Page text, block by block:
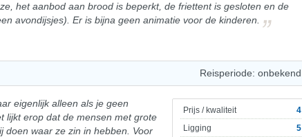
het aanbod aan brood is beperkt, de friettent is gesloten en de
avondijsjes). Er is bijna geen animatie voor de kinderen.
Reisperiode: onbekend
Prijs / kwaliteit
4
Ligging
5
eigenlijk alleen als je geen
lijkt erop dat de mensen met grote
doen waar ze zin in hebben. Voor